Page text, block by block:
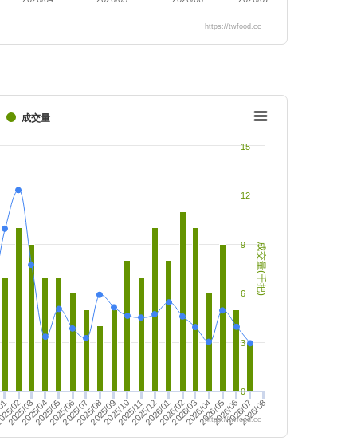
https://twfood.cc
成交量(千把)
成交量
02
2025/032025/042025/052025/062025/072025/082025/092025/102025/112025/122026/012026/02
2026/032026/042026/052026/062026/072026/08
0
3
6
9
12
15
https://twfood.cc